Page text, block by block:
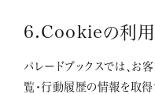
6.Cookieの利用
パレードブックスでは、お
覧・行動履歴の情報を取